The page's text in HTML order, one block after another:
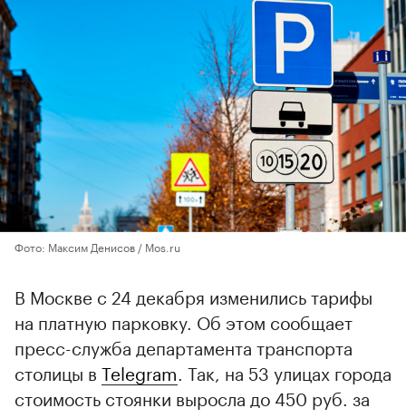
Фото: Максим Денисов / Mos.ru
В Москве с 24 декабря изменились тарифы
на платную парковку. Об этом сообщает
пресс-служба департамента транспорта
столицы в Telegram . Так, на 53 улицах города
стоимость стоянки выросла до 450 руб. за